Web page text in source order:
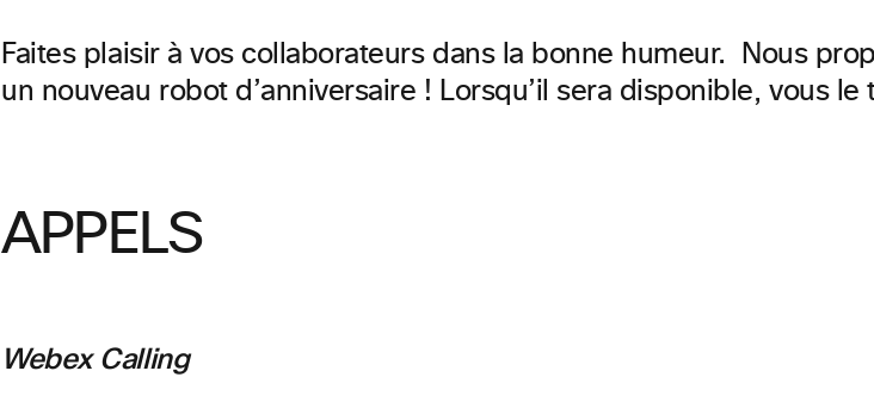
Faites plaisir à vos collaborateurs dans la bonne humeur. Nous
un nouveau robot d’anniversaire ! Lorsqu’il sera disponible, vous
APPELS
Webex Calling